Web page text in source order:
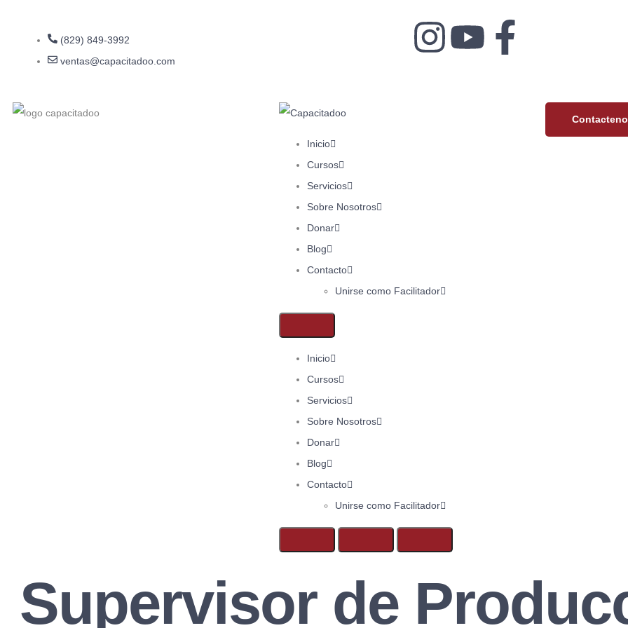
(829) 849-3992
ventas@capacitadoo.com
Inicio
Cursos
Servicios
Sobre Nosotros
Donar
Blog
Contacto
Unirse como Facilitador
Inicio
Cursos
Servicios
Sobre Nosotros
Donar
Blog
Contacto
Unirse como Facilitador
Supervisor de